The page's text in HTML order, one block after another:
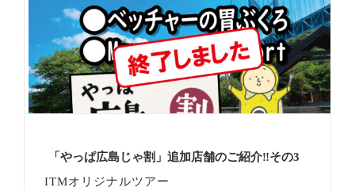
「やっぱ広島じゃ割」追加店舗のご紹介‼その3
ITMオリジナルツアー